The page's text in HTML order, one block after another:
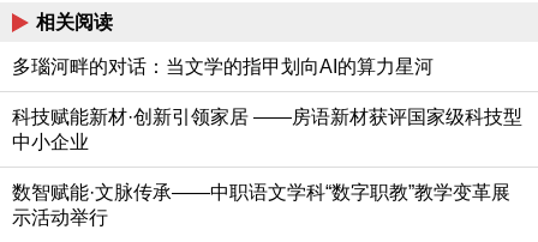
相关阅读
多瑙河畔的对话：当文学的指甲划向AI的算力星河
科技赋能新材·创新引领家居 ——房语新材获评国家级科技型
中小企业
数智赋能·文脉传承——中职语文学科“数字职教”教学变革展
示活动举行